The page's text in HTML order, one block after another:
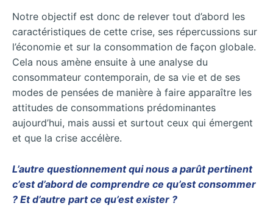
Notre objectif est donc de relever tout d’abord les
caractéristiques de cette crise, ses répercussions sur
l’économie et sur la consommation de façon globale.
Cela nous amène ensuite à une analyse du
consommateur contemporain, de sa vie et de ses
modes de pensées de manière à faire apparaître les
attitudes de consommations prédominantes
aujourd’hui, mais aussi et surtout ceux qui émergent
et que la crise accélère.
L’autre questionnement qui nous a parût pertinent
c’est d’abord de comprendre ce qu’est consommer
? Et d’autre part ce qu’est exister ?